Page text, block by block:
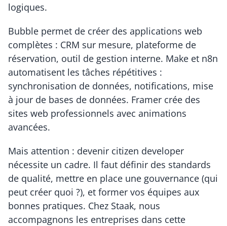
logiques.
Bubble permet de créer des applications web
complètes : CRM sur mesure, plateforme de
réservation, outil de gestion interne. Make et n8n
automatisent les tâches répétitives :
synchronisation de données, notifications, mise
à jour de bases de données. Framer crée des
sites web professionnels avec animations
avancées.
Mais attention : devenir citizen developer
nécessite un cadre. Il faut définir des standards
de qualité, mettre en place une gouvernance (qui
peut créer quoi ?), et former vos équipes aux
bonnes pratiques. Chez Staak, nous
accompagnons les entreprises dans cette